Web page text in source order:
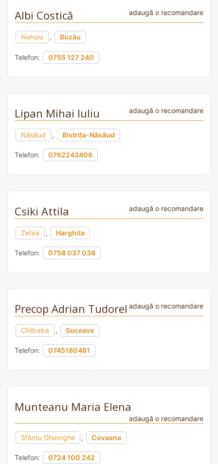
Albi Costică adaugă o recomandare
Nehoiu , Buzău
Telefon: 0755 127 240
Lipan Mihai Iuliu adaugă o recomandare
Năsăud , Bistrița-Năsăud
Telefon: 0762243406
Csiki Attila adaugă o recomandare
Zetea , Harghita
Telefon: 0758 037 038
Precop Adrian Tudorel adaugă o recomandare
Cîrlibaba , Suceava
Telefon: 0745180481
Munteanu Maria Elena
adaugă o recomandare
Sfântu Gheorghe , Covasna
Telefon: 0724 100 242